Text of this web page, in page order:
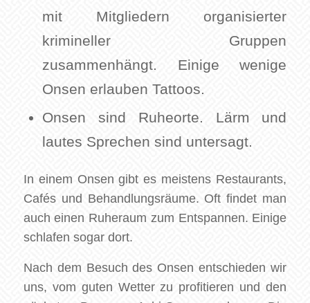
mit Mitgliedern organisierter
krimineller Gruppen
zusammenhängt. Einige wenige
Onsen erlauben Tattoos.
Onsen sind Ruheorte. Lärm und
lautes Sprechen sind untersagt.
In einem Onsen gibt es meistens Restaurants,
Cafés und Behandlungsräume. Oft findet man
auch einen Ruheraum zum Entspannen. Einige
schlafen sogar dort.
Nach dem Besuch des Onsen entschieden wir
uns, vom guten Wetter zu profitieren und den